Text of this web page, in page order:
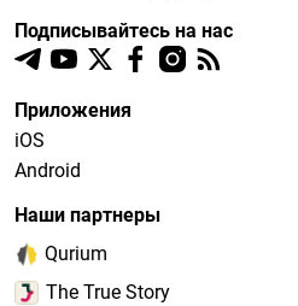
Подписывайтесь на нас
Приложения
iOS
Android
Наши партнеры
Qurium
The True Story